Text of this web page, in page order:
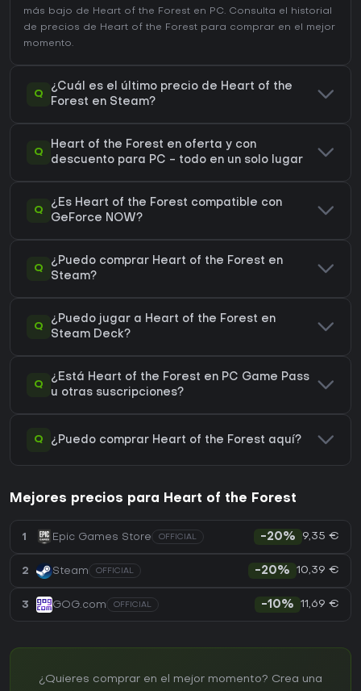
más bajo de Heart of the Forest en PC. Consulta el
historial
de precios de Heart of the Forest para comprar en el mejor
momento.
Q
¿Cuál es el último precio de Heart of the
Forest en Steam?
Q
Heart of the Forest en oferta y con
descuento para PC - todo en un solo lugar
Q
¿Es Heart of the Forest compatible con
GeForce NOW?
Q
¿Puedo comprar Heart of the Forest en
Steam?
Q
¿Puedo jugar a Heart of the Forest en
Steam Deck?
Q
¿Está Heart of the Forest en PC Game Pass
u otras suscripciones?
Q ¿Puedo comprar Heart of the Forest aquí?
Mejores precios para Heart of the Forest
1 Epic Games Store OFFICIAL -20% 9,35 €
2 Steam OFFICIAL -20% 10,39 €
3 GOG.com OFFICIAL -10% 11,69 €
¿Quieres comprar en el mejor momento? Crea una